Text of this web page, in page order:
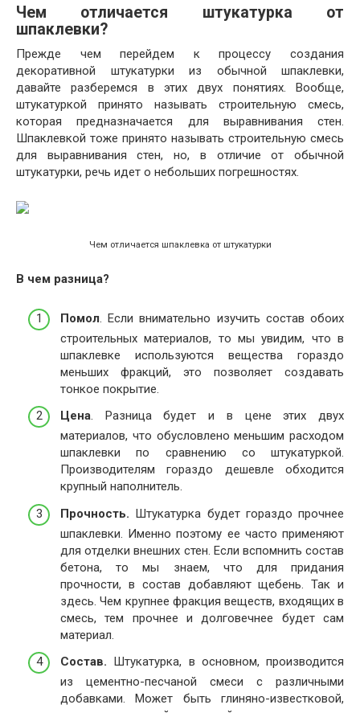
Чем отличается штукатурка от
шпаклевки?
Прежде чем перейдем к процессу создания
декоративной штукатурки из обычной шпаклевки,
давайте разберемся в этих двух понятиях. Вообще,
штукатуркой принято называть строительную смесь,
которая предназначается для выравнивания стен.
Шпаклевкой тоже принято называть строительную смесь
для выравнивания стен, но, в отличие от обычной
штукатурки, речь идет о небольших погрешностях.
Чем отличается шпаклевка от штукатурки
В чем разница?
Помол . Если внимательно изучить состав обоих
строительных материалов, то мы увидим, что в
шпаклевке используются вещества гораздо
меньших фракций, это позволяет создавать
тонкое покрытие.
Цена. Разница будет и в цене этих двух
материалов, что обусловлено меньшим расходом
шпаклевки по сравнению со штукатуркой.
Производителям гораздо дешевле обходится
крупный наполнитель.
Прочность. Штукатурка будет гораздо прочнее
шпаклевки. Именно поэтому ее часто применяют
для отделки внешних стен. Если вспомнить состав
бетона, то мы знаем, что для придания
прочности, в состав добавляют щебень. Так и
здесь. Чем крупнее фракция веществ, входящих в
смесь, тем прочнее и долговечнее будет сам
материал.
Состав. Штукатурка, в основном, производится
из цементно-песчаной смеси с различными
добавками. Может быть глиняно-известковой,